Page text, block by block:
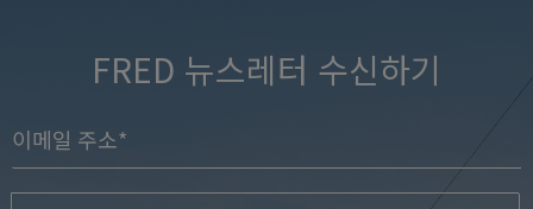
FRED 뉴스레터 수신하기